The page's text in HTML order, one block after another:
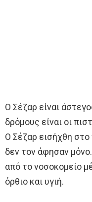
Ο Σέζαρ είναι
δρόμους είναι οι
Ο Σέζαρ εισήχθη στο
δεν τον άφησαν
από το νοσοκομείο
όρθιο και υγιή.